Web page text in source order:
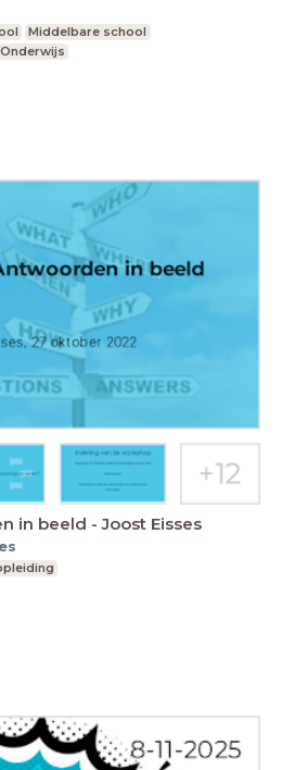
Middelbare school
in beeld - Joost Eisses